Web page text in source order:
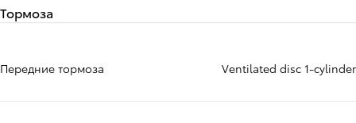
Тормоза
Передние тормоза Ventilated disc 1-cylinder